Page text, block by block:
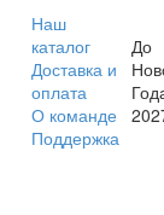
Наш
каталог
Доставка и
оплата
О команде
Поддержка
До